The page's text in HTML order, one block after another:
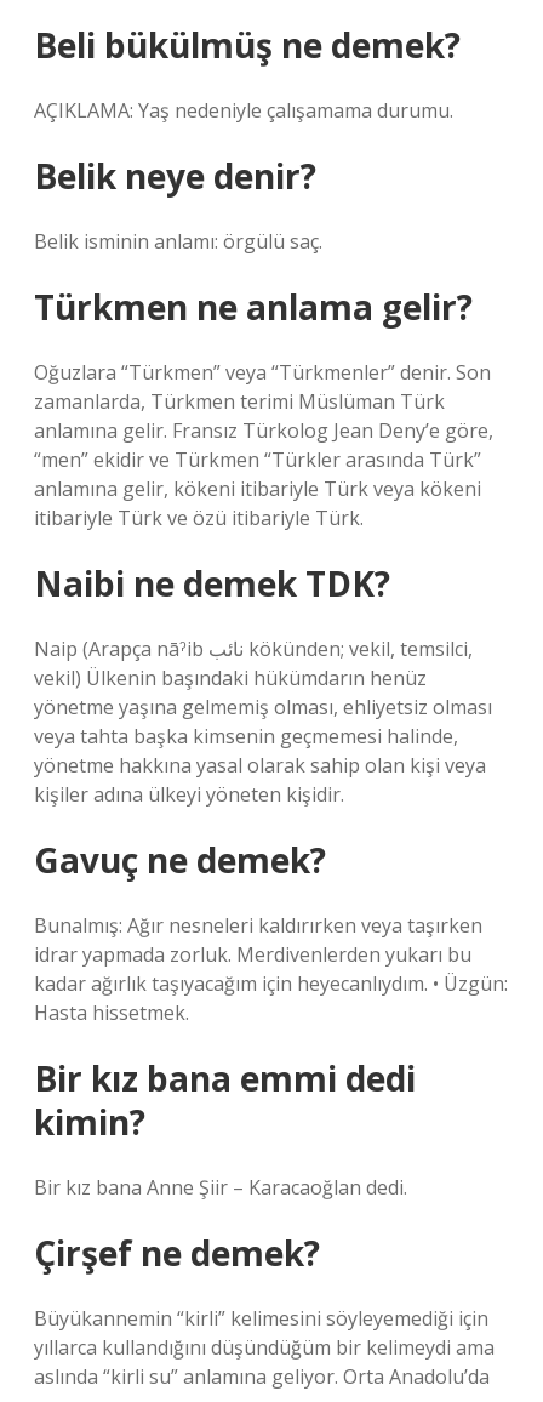
Beli bükülmüş ne demek?
AÇIKLAMA: Yaş nedeniyle çalışamama durumu.
Belik neye denir?
Belik isminin anlamı: örgülü saç.
Türkmen ne anlama gelir?
Oğuzlara “Türkmen” veya “Türkmenler” denir. Son
zamanlarda, Türkmen terimi Müslüman Türk
anlamına gelir. Fransız Türkolog Jean Deny’e göre,
“men” ekidir ve Türkmen “Türkler arasında Türk”
anlamına gelir, kökeni itibariyle Türk veya kökeni
itibariyle Türk ve özü itibariyle Türk.
Naibi ne demek TDK?
Naip (Arapça nāˀib نائب kökünden; vekil, temsilci,
vekil) Ülkenin başındaki hükümdarın henüz
yönetme yaşına gelmemiş olması, ehliyetsiz olması
veya tahta başka kimsenin geçmemesi halinde,
yönetme hakkına yasal olarak sahip olan kişi veya
kişiler adına ülkeyi yöneten kişidir.
Gavuç ne demek?
Bunalmış: Ağır nesneleri kaldırırken veya taşırken
idrar yapmada zorluk. Merdivenlerden yukarı bu
kadar ağırlık taşıyacağım için heyecanlıydım. • Üzgün:
Hasta hissetmek.
Bir kız bana emmi dedi
kimin?
Bir kız bana Anne Şiir – Karacaoğlan dedi.
Çirşef ne demek?
Büyükannemin “kirli” kelimesini söyleyemediği için
yıllarca kullandığını düşündüğüm bir kelimeydi ama
aslında “kirli su” anlamına geliyor. Orta Anadolu’da